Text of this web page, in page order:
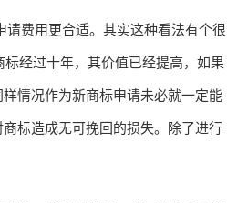
费用更合适。其实这种看法有个很
经过十年，其价值已经提高，如果
情况作为新商标申请未必就一定能
标造成无可挽回的损失。除了进行